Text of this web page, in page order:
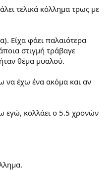
τελικά κόλλημα τρως με
Είχα φάει παλαιότερα
στιγμή τράβαγε
θέμα μυαλού.
να έχω ένα ακόμα και αν
εγώ, κολλάει ο 5.5 χρονών